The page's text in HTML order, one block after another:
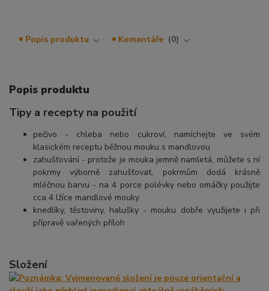
Popis produktu Komentáře 0
Popis produktu
Tipy a recepty na použití
pečivo - chleba nebo cukroví, namíchejte ve svém
klasickém receptu běžnou mouku s mandlovou
zahušťování - protože je mouka jemně namletá, můžete s ní
pokrmy výborně zahušťovat, pokrmům dodá krásně
mléčnou barvu - na 4 porce polévky nebo omáčky použijte
cca 4 lžíce mandlové mouky
knedlíky, těstoviny, halušky - mouku dobře využijete i při
přípravě vařených příloh
Složení